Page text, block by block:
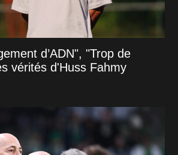
d’ADN", "Trop de
vérités d'Huss Fahmy